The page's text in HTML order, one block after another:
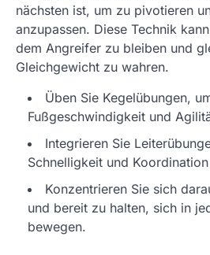
nächsten ist, um zu pivotieren
anzupassen. Diese Technik
dem Angreifer zu bleiben und
Gleichgewicht zu wahren.
Üben Sie Kegelübungen,
Fußgeschwindigkeit und
Integrieren Sie
Schnelligkeit und
Konzentrieren Sie sich
und bereit zu halten, sich in
bewegen.